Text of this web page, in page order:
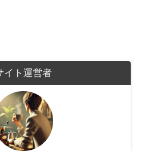
イト運営者